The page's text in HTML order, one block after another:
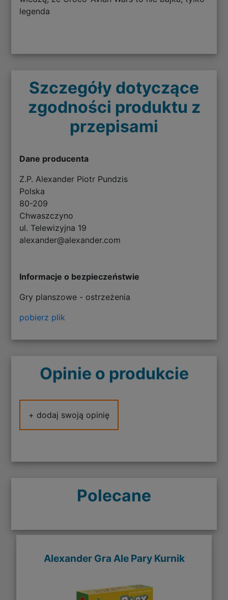
legenda
Szczegóły dotyczące
zgodności produktu z
przepisami
Dane producenta
Z.P. Alexander Piotr Pundzis
Polska
80-209
Chwaszczyno
ul. Telewizyjna 19
alexander@alexander.com
Informacje o bezpieczeństwie
Gry planszowe - ostrzeżenia
pobierz plik
Opinie o produkcie
+ dodaj swoją opinię
Polecane
Alexander Gra Ale Pary Kurnik